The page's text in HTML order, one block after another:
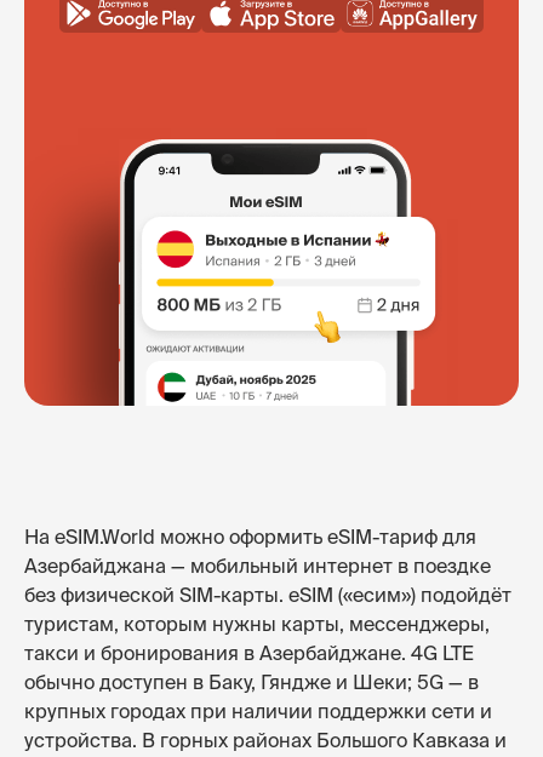
На eSIM.World можно оформить eSIM-тариф для
Азербайджана — мобильный интернет в поездке
без физической SIM-карты. eSIM («есим») подойдёт
туристам, которым нужны карты, мессенджеры,
такси и бронирования в Азербайджане. 4G LTE
обычно доступен в Баку, Гяндже и Шеки; 5G — в
крупных городах при наличии поддержки сети и
устройства. В горных районах Большого Кавказа и